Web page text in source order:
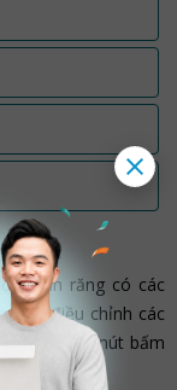
bánh răng có các
trợ điều chỉnh các
tích hợp nút bấm
USB-C.